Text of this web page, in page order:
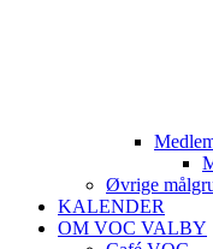
Øvrige
KALENDER
OM VOC VALBY